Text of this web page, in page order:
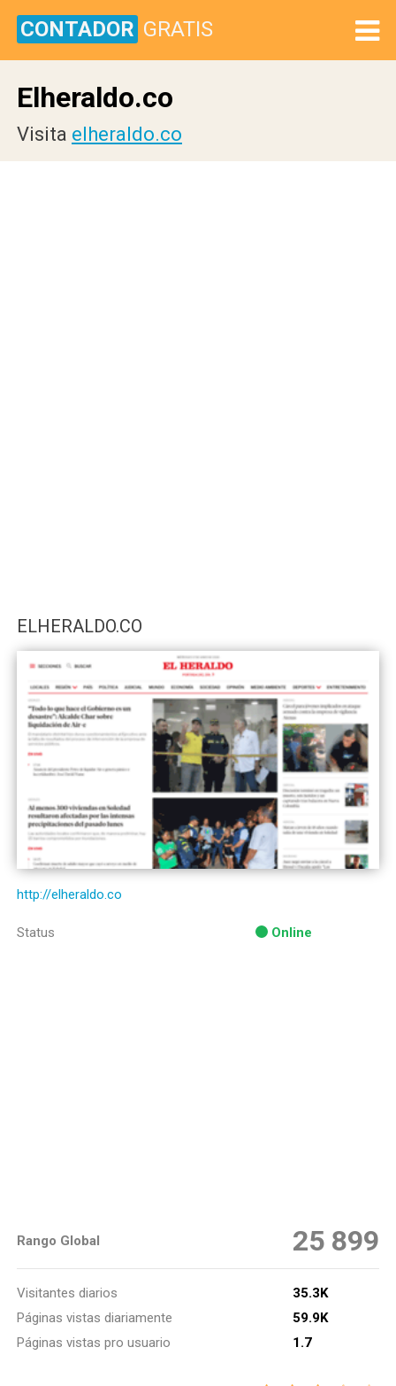
CONTADOR GRATIS
Elheraldo.co
Visita elheraldo.co
ELHERALDO.CO
http://elheraldo.co
Status Online
Rango Global 25 899
Visitantes diarios
35.3K
Páginas vistas diariamente
59.9K
Páginas vistas pro usuario
1.7